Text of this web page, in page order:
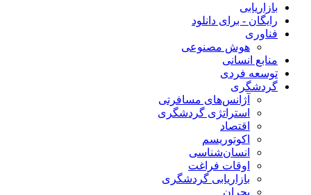
بازاریابی
رایگان - برای دانلود
فناوری
هوش مصنوعی
منابع انسانی
توسعه فردی
گردشگری
آژانس‌های مسافرتی
استراتژی گردشگری
اقتصاد
اکوتوریسم
انسان‌شناسی
اوقات فراغت
بازاریابی گردشگری
بحران